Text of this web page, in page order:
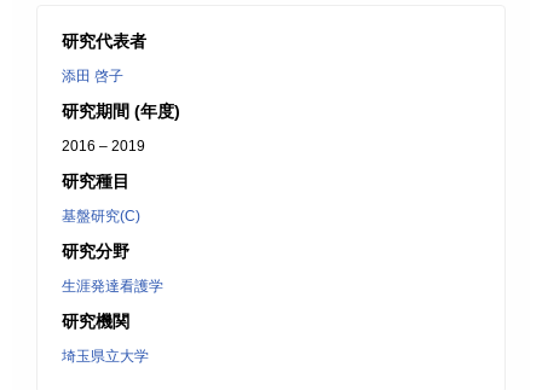
研究代表者
添田 啓子
研究期間 (年度)
2016 – 2019
研究種目
基盤研究(C)
研究分野
生涯発達看護学
研究機関
埼玉県立大学